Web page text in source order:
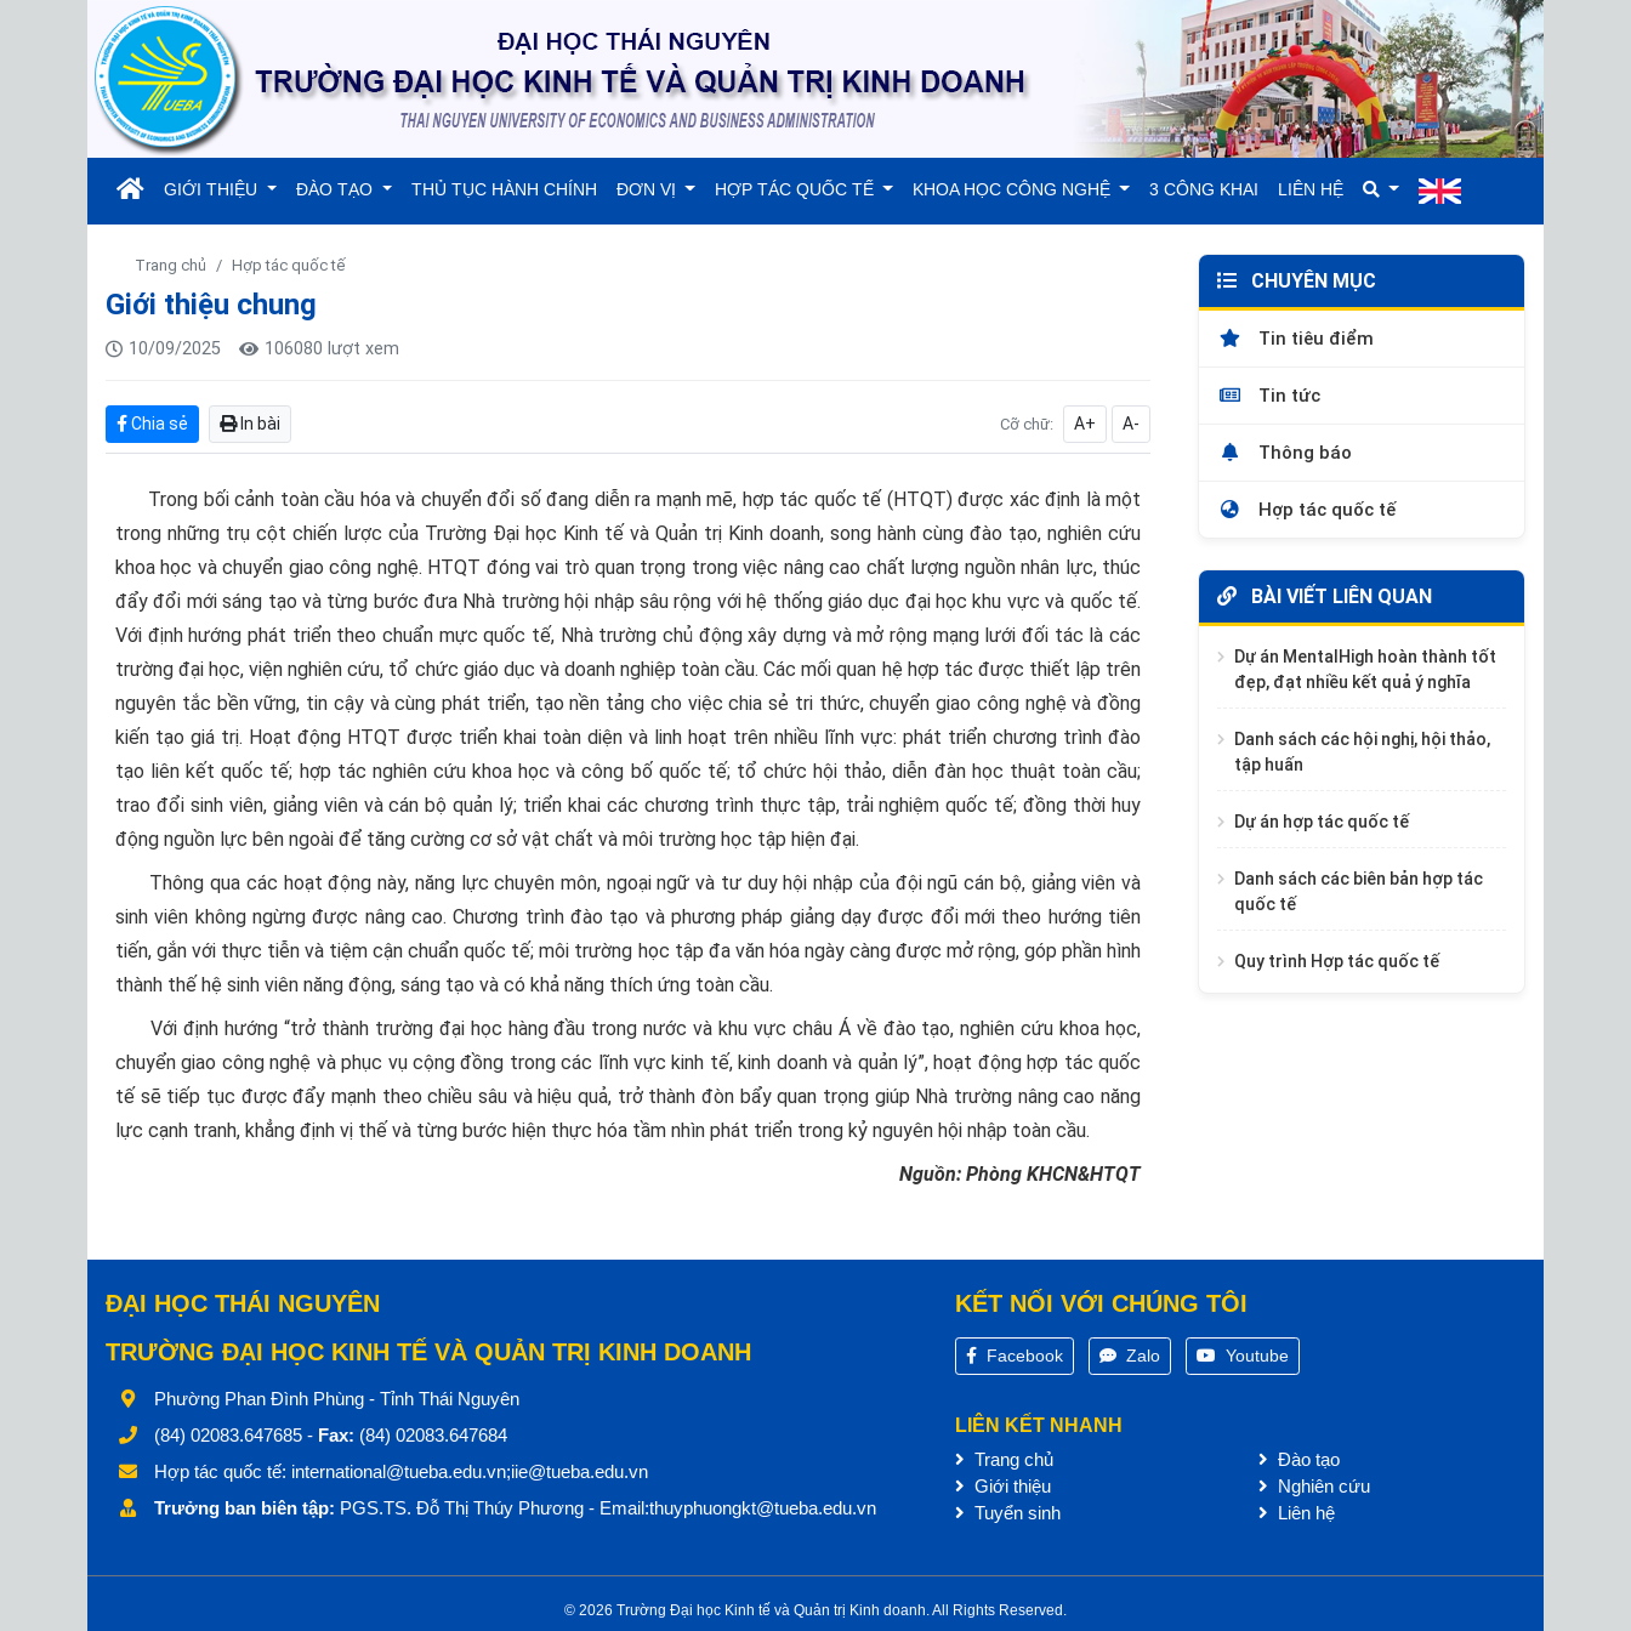
(current)
GIỚI THIỆU ĐÀO TẠO THỦ TỤC HÀNH CHÍNH ĐƠN VỊ HỢP TÁC QUỐC TẾ KHOA HỌC CÔNG NGHỆ 3 CÔNG KHAI LIÊN HỆ
Trang chủ Hợp tác quốc tế
Giới thiệu chung
10/09/2025 106080 lượt xem
Chia sẻ In bài Cỡ chữ: A+ A-
Trong bối cảnh toàn cầu hóa và chuyển đổi số đang diễn ra mạnh mẽ, hợp tác quốc tế (HTQT) được xác định là một
trong những trụ cột chiến lược của Trường Đại học Kinh tế và Quản trị Kinh doanh, song hành cùng đào tạo, nghiên cứu
khoa học và chuyển giao công nghệ. HTQT đóng vai trò quan trọng trong việc nâng cao chất lượng nguồn nhân lực, thúc
đẩy đổi mới sáng tạo và từng bước đưa Nhà trường hội nhập sâu rộng với hệ thống giáo dục đại học khu vực và quốc tế.
Với định hướng phát triển theo chuẩn mực quốc tế, Nhà trường chủ động xây dựng và mở rộng mạng lưới đối tác là các
trường đại học, viện nghiên cứu, tổ chức giáo dục và doanh nghiệp toàn cầu. Các mối quan hệ hợp tác được thiết lập trên
nguyên tắc bền vững, tin cậy và cùng phát triển, tạo nền tảng cho việc chia sẻ tri thức, chuyển giao công nghệ và đồng
kiến tạo giá trị. Hoạt động HTQT được triển khai toàn diện và linh hoạt trên nhiều lĩnh vực: phát triển chương trình đào
tạo liên kết quốc tế; hợp tác nghiên cứu khoa học và công bố quốc tế; tổ chức hội thảo, diễn đàn học thuật toàn cầu;
trao đổi sinh viên, giảng viên và cán bộ quản lý; triển khai các chương trình thực tập, trải nghiệm quốc tế; đồng thời huy
động nguồn lực bên ngoài để tăng cường cơ sở vật chất và môi trường học tập hiện đại.
Thông qua các hoạt động này, năng lực chuyên môn, ngoại ngữ và tư duy hội nhập của đội ngũ cán bộ, giảng viên và
sinh viên không ngừng được nâng cao. Chương trình đào tạo và phương pháp giảng dạy được đổi mới theo hướng tiên
tiến, gắn với thực tiễn và tiệm cận chuẩn quốc tế; môi trường học tập đa văn hóa ngày càng được mở rộng, góp phần hình
thành thế hệ sinh viên năng động, sáng tạo và có khả năng thích ứng toàn cầu.
Với định hướng “trở thành trường đại học hàng đầu trong nước và khu vực châu Á về đào tạo, nghiên cứu khoa học,
chuyển giao công nghệ và phục vụ cộng đồng trong các lĩnh vực kinh tế, kinh doanh và quản lý”, hoạt động hợp tác quốc
tế sẽ tiếp tục được đẩy mạnh theo chiều sâu và hiệu quả, trở thành đòn bẩy quan trọng giúp Nhà trường nâng cao năng
lực cạnh tranh, khẳng định vị thế và từng bước hiện thực hóa tầm nhìn phát triển trong kỷ nguyên hội nhập toàn cầu.
Nguồn: Phòng KHCN&HTQT
CHUYÊN MỤC
Tin tiêu điểm
Tin tức
Thông báo
Hợp tác quốc tế
BÀI VIẾT LIÊN QUAN
Dự án MentalHigh hoàn thành tốt
đẹp, đạt nhiều kết quả ý nghĩa
Danh sách các hội nghị, hội thảo,
tập huấn
Dự án hợp tác quốc tế
Danh sách các biên bản hợp tác
quốc tế
Quy trình Hợp tác quốc tế
ĐẠI HỌC THÁI NGUYÊN
TRƯỜNG ĐẠI HỌC KINH TẾ VÀ QUẢN TRỊ KINH DOANH
Phường Phan Đình Phùng - Tỉnh Thái Nguyên
(84) 02083.647685 - Fax: (84) 02083.647684
Hợp tác quốc tế: international@tueba.edu.vn;iie@tueba.edu.vn
Trưởng ban biên tập: PGS.TS. Đỗ Thị Thúy Phương - Email:thuyphuongkt@tueba.edu.vn
KẾT NỐI VỚI CHÚNG TÔI
Facebook Zalo Youtube
LIÊN KẾT NHANH
Trang chủ
Giới thiệu
Tuyển sinh
Đào tạo
Nghiên cứu
Liên hệ
© 2026 Trường Đại học Kinh tế và Quản trị Kinh doanh. All Rights Reserved.